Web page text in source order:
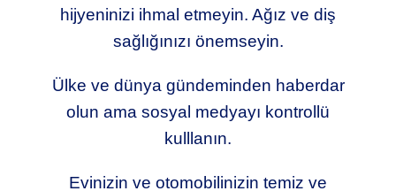
hijyeninizi ihmal etmeyin. Ağız ve diş
sağlığınızı önemseyin.
Ülke ve dünya gündeminden haberdar
olun ama sosyal medyayı kontrollü
kulllanın.
Evinizin ve otomobilinizin temiz ve